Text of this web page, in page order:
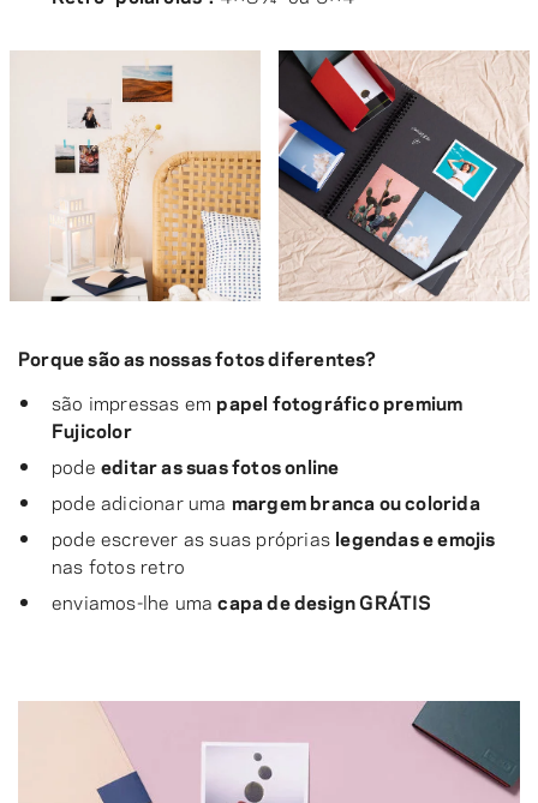
Porque são as nossas fotos diferentes?
são impressas empapel fotográfico premium
Fujicolor
pode editar as suas fotos online
pode adicionar uma margem branca ou colorida
pode escrever as suas próprias legendas e emojis
nas fotos retro
enviamos-lhe umacapa de design GRÁTIS